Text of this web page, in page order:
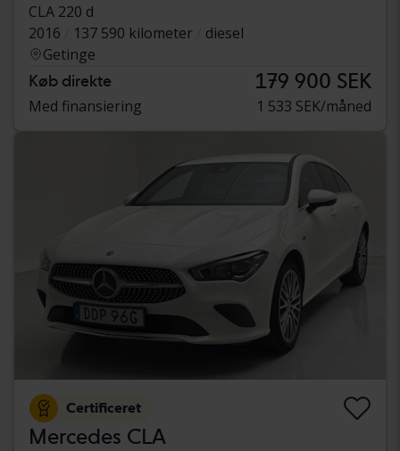
CLA 220 d
2016
137 590 kilometer
diesel
Getinge
Køb direkte 179 900 SEK
Med finansiering 1 533 SEK/måned
Certificeret
Mercedes CLA